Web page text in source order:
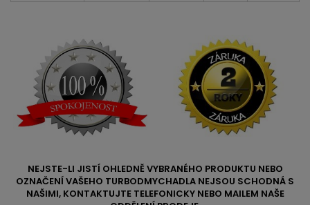
NEJSTE-LI JISTÍ OHLEDNĚ VYBRANÉHO PRODUKTU NEBO
OZNAČENÍ VAŠEHO TURBODMYCHADLA NEJSOU SCHODNÁ S
NAŠIMI, KONTAKTUJTE TELEFONICKY NEBO MAILEM NAŠE